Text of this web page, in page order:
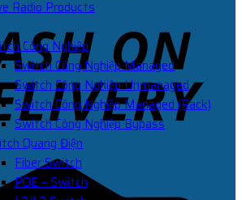
Radio Products
Công Nghiệp
Switch Công Nghiệp Managed
Switch Công Nghiệp Unmanaged
Switch Công Nghiệp Managed (Rack)
Switch Công Nghiệp Bypass
Quang Điện
Fiber Switch
POE – Switch